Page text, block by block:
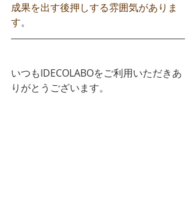
成果を出す後押しする雰囲気がありま
す。
いつもIDECOLABOをご利用いただきあ
りがとうございます。